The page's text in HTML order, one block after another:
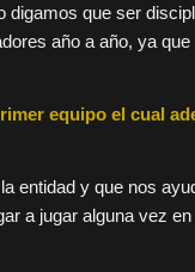
que ser
año a año, ya
equipo el cual
entidad y que nos
a jugar alguna vez